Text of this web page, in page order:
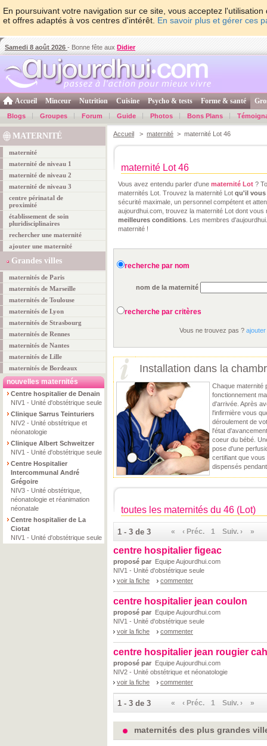
En poursuivant votre navigation sur ce site, vous acceptez
et offres adaptés à vos centres d'intérêt. En savoir plus et gérer ces
Samedi 8 août 2026 - Bonne fête aux Didier
Accueil Minceur Nutrition Cuisine Psycho & tests Forme & santé
Blogs Groupes Forum Guide Photos Bons Plans
MATERNITÉ
maternité
maternité de niveau 1
maternité de niveau 2
maternité de niveau 3
centre périnatal de
proximité
établissement de soin
pluridisciplinaires
rechercher une maternité
ajouter une maternité
Grandes villes
maternités de Paris
maternités de Marseille
maternités de Toulouse
maternités de Lyon
maternités de Strasbourg
maternités de Rennes
maternités de Nantes
maternités de Lille
maternités de Bordeaux
nouvelles maternités
Centre hospitalier de Denain
NIV1 - Unité d'obstétrique seule
Clinique Sarrus Teinturiers
NIV2 - Unité obstétrique et
néonatologie
Clinique Albert Schweitzer
NIV1 - Unité d'obstétrique seule
Centre Hospitalier
Intercommunal André
Grégoire
NIV3 - Unité obstétrique,
néonatologie et réanimation
néonatale
Centre hospitalier de La
Ciotat
NIV1 - Unité d'obstétrique seule
Accueil > maternité > maternité Lot 46
maternité Lot 46
Vous avez entendu parler d'une maternité Lot ?
maternités Lot. Trouvez la maternité Lot qu'il vous
sécurité maximale, un personnel compétent et
aujourdhui.com, trouvez la maternité Lot dont
meilleures conditions . Les membres
maternité !
recherche par nom
nom de la maternité
recherche par critères
Vous ne trouvez pas ?
Installation dans la
Chaque maternité
fonctionnement
d'arrivée. Après
l'infirmière vous
déroulement de
l'état
coeur du bébé.
pose d'une
certifiant que
dispensés
toutes les maternités du 46 (Lot)
1 - 3 de 3 « ‹ Préc. 1 Suiv. › »
centre hospitalier figeac
proposé par Equipe Aujourdhui.com
NIV1 - Unité d'obstétrique seule
voir la fiche
commenter
centre hospitalier jean coulon
proposé par Equipe Aujourdhui.com
NIV1 - Unité d'obstétrique seule
voir la fiche
commenter
centre hospitalier jean rougier
proposé par Equipe Aujourdhui.com
NIV2 - Unité obstétrique et néonatologie
voir la fiche
commenter
1 - 3 de 3 « ‹ Préc. 1 Suiv. › »
maternités des plus grandes